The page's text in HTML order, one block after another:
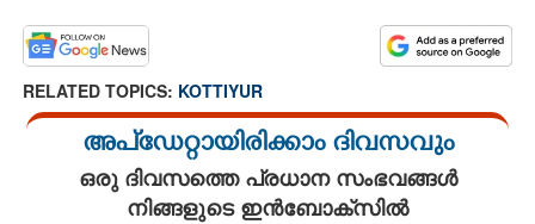
RELATED TOPICS: KOTTIYUR
അപ്ഡേറ്റായിരിക്കാം ദിവസവും
ഒരു ദിവസത്തെ പ്രധാന സംഭവങ്ങൾ
നിങ്ങളുടെ ഇൻബോക്സിൽ